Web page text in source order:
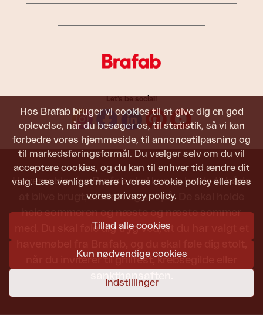
Hos Brafab bruger vi cookies til at give dig en god
oplevelse, når du besøger os, til statistik, så vi kan
forbedre vores hjemmeside, til annoncetilpasning og
til markedsføringsformål. Du vælger selv om du vil
acceptere cookies, og du kan til enhver tid ændre dit
valg. Læs venligst mere i vores cookie policy eller læs
vores privacy policy.
Tillad alle cookies
Kun nødvendige cookies
Indstillinger
Let's be social!
Havemøbler fra Brafab skal kunne holde til både
at blive brugt, siddet i og set på. De skal holde
hele sommeren og næste og næste sommer
med. Du skal føle dig tryg ved, at du har valgt et
når du inviterer til grillfest, krebsegilde eller